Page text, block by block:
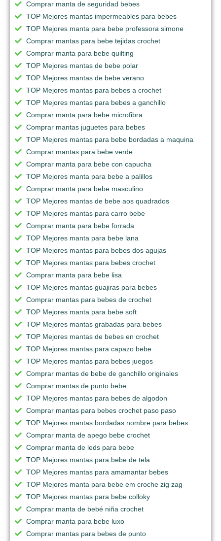
Comprar manta de seguridad bebes
TOP Mejores mantas impermeables para bebes
TOP Mejores manta para bebe professora simone
Comprar mantas para bebe tejidas crochet
Comprar manta para bebe quilting
TOP Mejores mantas de bebe polar
TOP Mejores mantas de bebe verano
TOP Mejores mantas para bebes a crochet
TOP Mejores mantas para bebes a ganchillo
Comprar manta para bebe microfibra
Comprar mantas juguetes para bebes
TOP Mejores mantas para bebe bordadas a maquina
Comprar mantas para bebe verde
Comprar manta para bebe con capucha
TOP Mejores manta para bebe a palillos
Comprar manta para bebe masculino
TOP Mejores mantas de bebe aos quadrados
TOP Mejores mantas para carro bebe
Comprar manta para bebe forrada
TOP Mejores manta para bebe lana
TOP Mejores mantas para bebes dos agujas
TOP Mejores mantas para bebes crochet
Comprar manta para bebe lisa
TOP Mejores mantas guajiras para bebes
Comprar mantas para bebes de crochet
TOP Mejores manta para bebe soft
TOP Mejores mantas grabadas para bebes
TOP Mejores mantas de bebes en crochet
TOP Mejores mantas para capazo bebe
TOP Mejores mantas para bebes juegos
Comprar mantas de bebe de ganchillo originales
Comprar mantas de punto bebe
TOP Mejores mantas para bebes de algodon
Comprar mantas para bebes crochet paso paso
TOP Mejores mantas bordadas nombre para bebes
Comprar manta de apego bebe crochet
Comprar manta de leds para bebe
TOP Mejores mantas para bebe de tela
TOP Mejores mantas para amamantar bebes
TOP Mejores manta para bebe em croche zig zag
TOP Mejores mantas para bebe colloky
Comprar manta de bebé niña crochet
Comprar manta para bebe luxo
Comprar mantas para bebes de punto